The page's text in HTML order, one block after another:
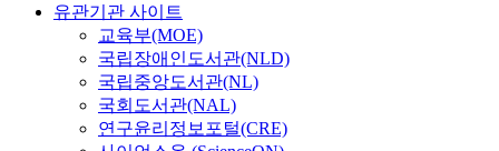
유관기관 사이트
교육부(MOE)
국립장애인도서관(NLD)
국립중앙도서관(NL)
국회도서관(NAL)
연구윤리정보포털(CRE)